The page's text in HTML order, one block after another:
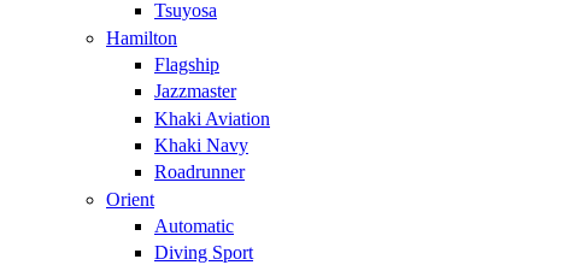
Tsuyosa
Hamilton
Flagship
Jazzmaster
Khaki Aviation
Khaki Navy
Roadrunner
Orient
Automatic
Diving Sport